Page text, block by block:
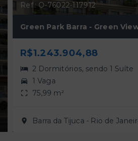
Ref.: O-76022-117912
Green Park Barra - Green
R$1.243.904,88
2 Dormitórios, sendo 1 Suíte
1 Vaga
75,99 m²
Barra da Tijuca - Rio de